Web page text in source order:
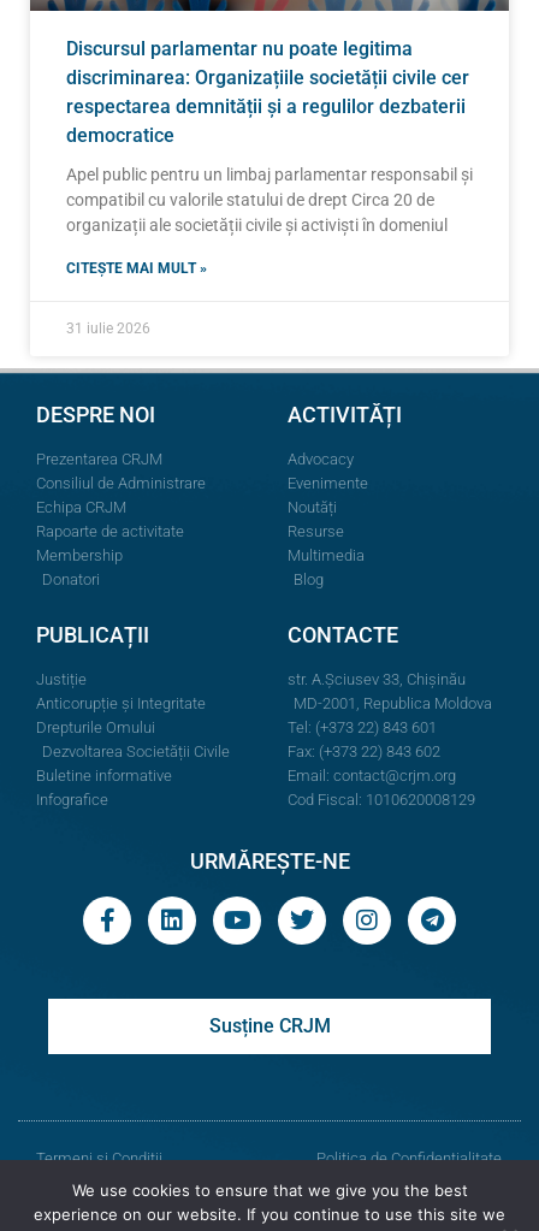
Discursul parlamentar nu poate legitima
discriminarea: Organizațiile societății civile cer
respectarea demnității și a regulilor dezbaterii
democratice
Apel public pentru un limbaj parlamentar responsabil și
compatibil cu valorile statului de drept Circa 20 de
organizații ale societății civile și activiști în domeniul
CITEȘTE MAI MULT »
31 iulie 2026
DESPRE NOI
Prezentarea CRJM
Consiliul de Administrare
Echipa CRJM
Rapoarte de activitate
Membership
Donatori
ACTIVITĂȚI
Advocacy
Evenimente
Noutăți
Resurse
Multimedia
Blog
PUBLICAȚII
Justiție
Anticorupție și Integritate
Drepturile Omului
Dezvoltarea Societății Civile
Buletine informative
Infografice
CONTACTE
str. A.Şciusev 33, Chișinău
MD-2001, Republica Moldova
Tel: (+373 22) 843 601
Fax: (+373 22) 843 602
Email: contact@crjm.org
Cod Fiscal: 1010620008129
URMĂREȘTE-NE
Susține CRJM
Termeni și Condiții
Politica de Confidențialitate
© Toate drepturile rezervate
We use cookies to ensure that we give you the best
experience on our website. If you continue to use this site we